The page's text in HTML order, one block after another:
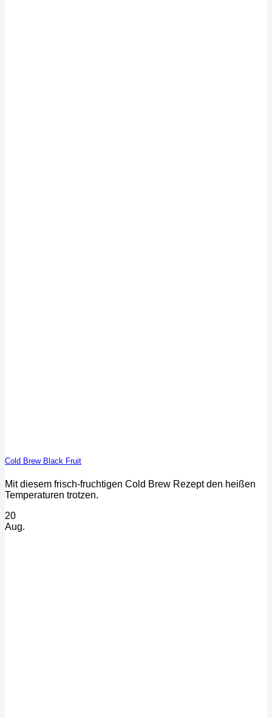
Cold Brew Black Fruit
Mit diesem frisch-fruchtigen Cold Brew Rezept den heißen
Temperaturen trotzen.
20
Aug.